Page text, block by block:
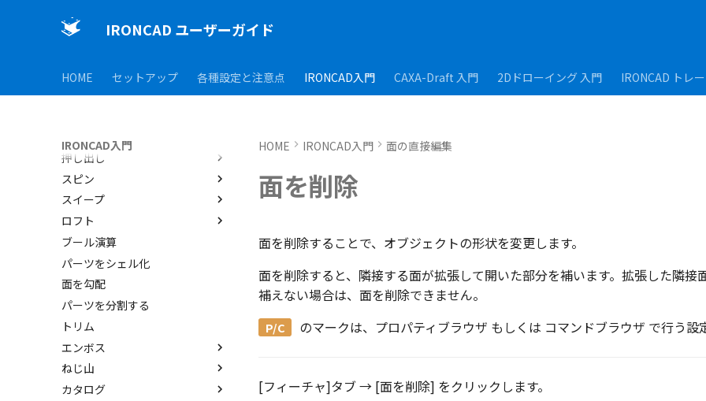
IRONCAD ユーザーガイド
HOME セットアップ 各種設定と注意点 IRONCAD入門 CAXA-Draft 入門 2Dドローイング 入門 IRONCAD トレ
IRONCAD入門
ズ
要素の選択方法
SmartSnap（スマートスナッ
カーネルの切り替え
ストラクチャパーツについて
アクティブに設定
内部リンク
要素の置き換え
TriBallとは
軸ハンドル（直線移動）
平面ハンドル（面移動）
回転
リンクコピーについて
パターン（配列）について
TriBallのみ移動モード
練習問題 1
練習問題 2
アセンブリ作業
アセンブリ構造の変更
アセンブリフィーチャ 押し出
概要
非表示
その他の機能
測定ツール
SmartDimension
プロパティ
既定のプロパティ項目の活用
カスタムプロパティ
挿入
2Dシェイプ
作図
編集
移動/コピー
回転
サイズ変更
オフセット
ミラー
直線配列/円形配列
フィレット
延長
分割
DWG/DXF のインポート
拘束
表示
押し出し
押し出し
押し出しウィザード
簡単押し出し
選択した面を押し出し
スピン
スピン
スピンウィザード
簡単スピン
スイープ
スイープ
スイープウィザード
簡単スイープ
ロフト
ロフト
ロフトウィザード
簡単ロフト
ガイドラインを使用したロフト
ブール演算
パーツをシェル化
面を勾配
パーツを分割する
トリム
エンボス
エンボス
ラップエンボス
ねじ山
ねじ山
カタログ
HOME IRONCAD入門 面の直接編集
面を削除
面を削除することで、オブジェクトの形状を変更します。
面を削除すると、隣接する面が拡張して開いた部分を補います。拡張した隣接
補えない場合は、面を削除できません。
のマークは、プロパティブラウザ もしくは コマンドブラウザ で行う設
[フィーチャ]タブ → [面を削除] をクリックします。